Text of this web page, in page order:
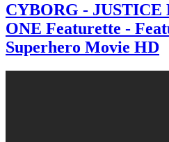
CYBORG - JUSTICE
ONE Featurette -
Superhero Movie HD